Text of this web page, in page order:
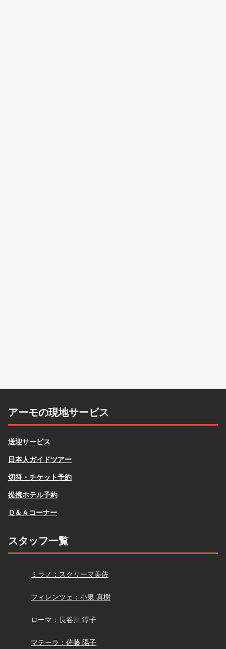
アーモの現地サービス
送迎サービス
日本人ガイドツアー
切符・チケット予約
提携ホテル予約
Ｑ＆Ａコーナー
スタッフ一覧
スクリーマ
ミラノ：スクリーマ美佐
小泉
フィレンツェ：小泉 真樹
長谷川
ローマ：長谷川 淳子
佐藤
マテーラ：佐藤 陽子